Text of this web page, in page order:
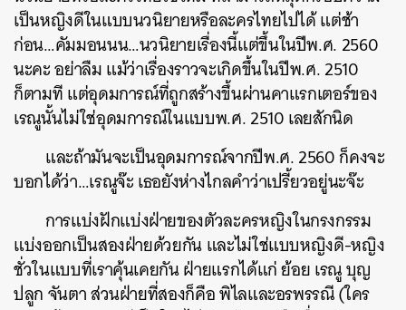
เป็นหญิงดีในแบบนวนิยายหรือละครไทยไปได้ แต่ช้า
ก่อน…คัมมอนนน…นวนิยายเรื่องนี้แต่ขึ้นในปีพ.ศ. 2560
นะคะ อย่าลืม แม้ว่าเรื่องราวจะเกิดขึ้นในปีพ.ศ. 2510
ก็ตามที แต่อุดมการณ์ที่ถูกสร้างขึ้นผ่านคาแรกเตอร์ของ
เรณูนั้นไม่ใช่อุดมการณ์ในแบบพ.ศ. 2510 เลยสักนิด
และถ้ามันจะเป็นอุดมการณ์จากปีพ.ศ. 2560 ก็คงจะ
บอกได้ว่า…เรณูจ๊ะ เธอยังห่างไกลคำว่าเปรี้ยวอยู่นะจ๊ะ
การแบ่งฝักแบ่งฝ่ายของตัวละครหญิงในกรงกรรม
แบ่งออกเป็นสองฝ่ายด้วยกัน และไม่ใช่แบบหญิงดี-หญิง
ชั่วในแบบที่เราคุ้นเคยกัน ฝ่ายแรกได้แก่ ย้อย เรณู บุญ
ปลูก จันตา ส่วนฝ่ายที่สองก็คือ พิไลและอรพรรณี (ใคร
ค้นหา
SHARE TWEET LINE EMAIL